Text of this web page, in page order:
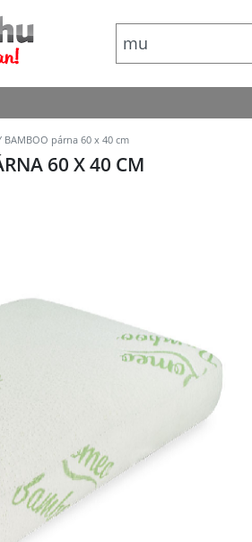
BAMBOO párna 60 x 40 cm
60 X 40 CM